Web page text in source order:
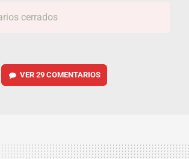
cerrados
VER 29 COMENTARIOS